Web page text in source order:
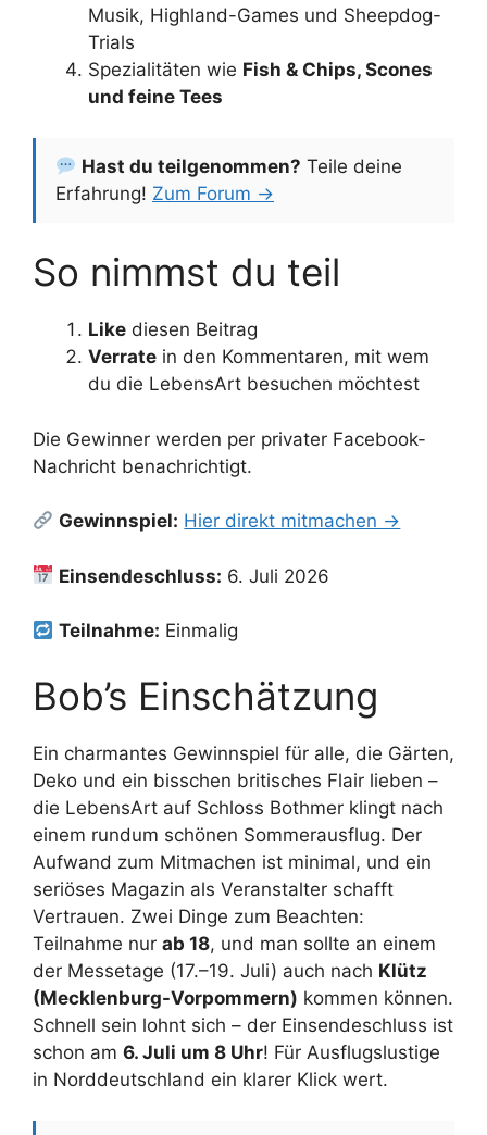
Musik, Highland-Games und Sheepdog-
Trials
Spezialitäten wie Fish & Chips, Scones
und feine Tees
Hast du teilgenommen? Teile deine
Erfahrung! Zum Forum →
So nimmst du teil
Like diesen Beitrag
Verrate in den Kommentaren, mit wem
du die LebensArt besuchen möchtest
Die Gewinner werden per privater Facebook-
Nachricht benachrichtigt.
Gewinnspiel: Hier direkt mitmachen →
Einsendeschluss: 6. Juli 2026
Teilnahme: Einmalig
Bob’s Einschätzung
Ein charmantes Gewinnspiel für alle, die Gärten,
Deko und ein bisschen britisches Flair lieben –
die LebensArt auf Schloss Bothmer klingt nach
einem rundum schönen Sommerausflug. Der
Aufwand zum Mitmachen ist minimal, und ein
seriöses Magazin als Veranstalter schafft
Vertrauen. Zwei Dinge zum Beachten:
Teilnahme nur ab 18, und man sollte an einem
der Messetage (17.–19. Juli) auch nach Klütz
(Mecklenburg-Vorpommern) kommen können.
Schnell sein lohnt sich – der Einsendeschluss ist
schon am 6. Juli um 8 Uhr! Für Ausflugslustige
in Norddeutschland ein klarer Klick wert.